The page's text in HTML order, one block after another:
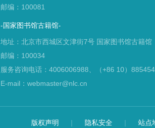
邮编：100081
-国家图书馆古籍馆-
地址：北京市西城区文津街7号 国家图书馆古籍馆
邮编：100034
服务咨询电话：4006006988、（+86 10）
E-mail：webmaster@nlc.cn
版权声明 | 隐私安全 | 站点